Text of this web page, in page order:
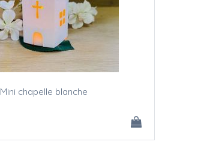
Mini chapelle blanche